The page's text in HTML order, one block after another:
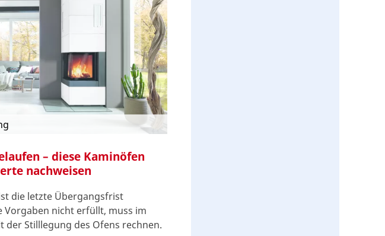
– diese Kaminöfen
nachweisen
die letzte Übergangsfrist
Vorgaben nicht erfüllt, muss im
der Stilllegung des Ofens rechnen.